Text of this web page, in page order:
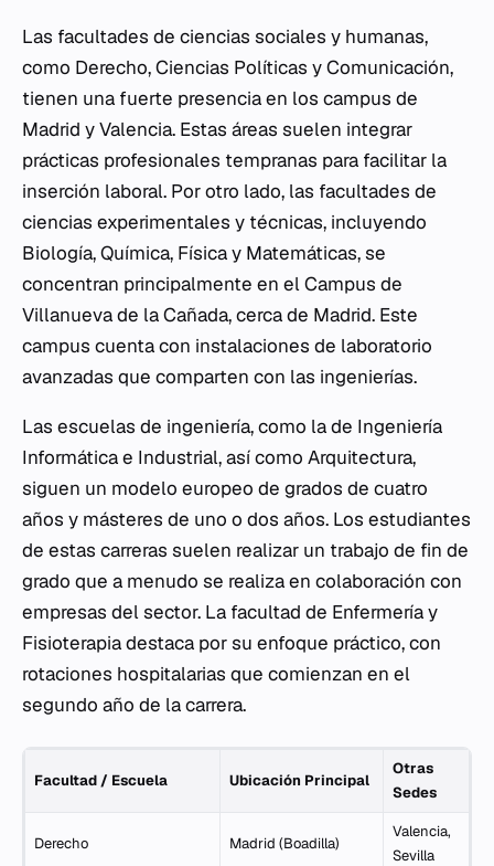
Las facultades de ciencias sociales y humanas,
como Derecho, Ciencias Políticas y Comunicación,
tienen una fuerte presencia en los campus de
Madrid y Valencia. Estas áreas suelen integrar
prácticas profesionales tempranas para facilitar la
inserción laboral. Por otro lado, las facultades de
ciencias experimentales y técnicas, incluyendo
Biología, Química, Física y Matemáticas, se
concentran principalmente en el Campus de
Villanueva de la Cañada, cerca de Madrid. Este
campus cuenta con instalaciones de laboratorio
avanzadas que comparten con las ingenierías.
Las escuelas de ingeniería, como la de Ingeniería
Informática e Industrial, así como Arquitectura,
siguen un modelo europeo de grados de cuatro
años y másteres de uno o dos años. Los estudiantes
de estas carreras suelen realizar un trabajo de fin de
grado que a menudo se realiza en colaboración con
empresas del sector. La facultad de Enfermería y
Fisioterapia destaca por su enfoque práctico, con
rotaciones hospitalarias que comienzan en el
segundo año de la carrera.
Facultad / Escuela Ubicación Principal
Otras
Sedes
Derecho Madrid (Boadilla)
Valencia,
Sevilla